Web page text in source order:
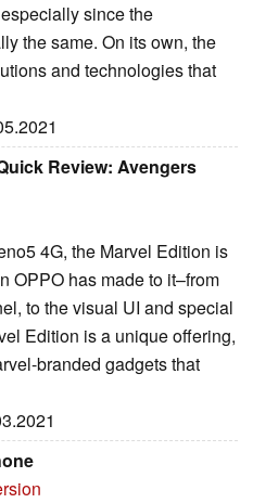
since the
the same. On its own, the
and technologies that
Review: Avengers
4G, the Marvel Edition is
OPPO has made to it–from
to the visual UI and special
Edition is a unique offering,
branded gadgets that